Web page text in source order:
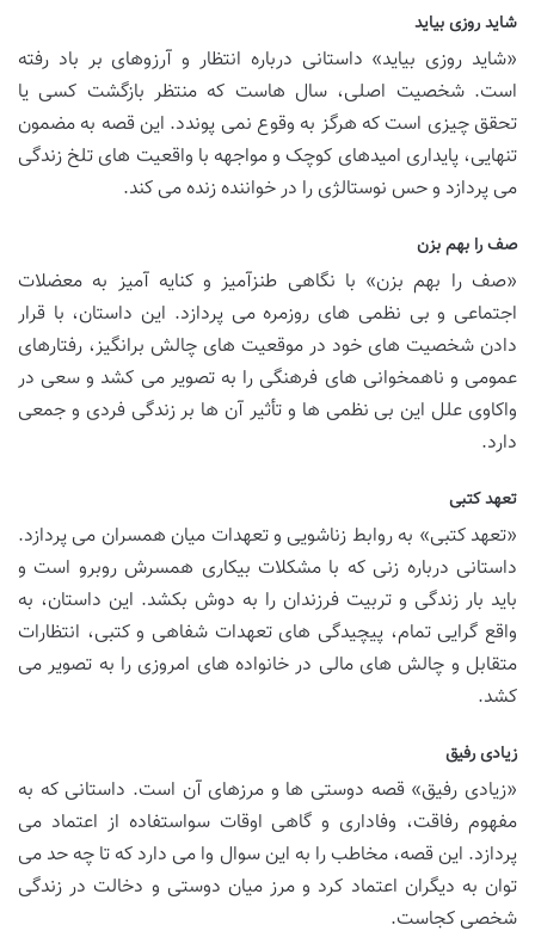
شاید روزی بیاید
«شاید روزی بیاید» داستانی درباره انتظار و آرزوهای بر باد رفته
است. شخصیت اصلی، سال هاست که منتظر بازگشت کسی یا
تحقق چیزی است که هرگز به وقوع نمی پوندد. این قصه به مضمون
تنهایی، پایداری امیدهای کوچک و مواجهه با واقعیت های تلخ زندگی
می پردازد و حس نوستالژی را در خواننده زنده می کند.
صف را بهم بزن
«صف را بهم بزن» با نگاهی طنزآمیز و کنایه آمیز به معضلات
اجتماعی و بی نظمی های روزمره می پردازد. این داستان، با قرار
دادن شخصیت های خود در موقعیت های چالش برانگیز، رفتارهای
عمومی و ناهمخوانی های فرهنگی را به تصویر می کشد و سعی در
واکاوی علل این بی نظمی ها و تأثیر آن ها بر زندگی فردی و جمعی
دارد.
تعهد کتبی
«تعهد کتبی» به روابط زناشویی و تعهدات میان همسران می پردازد.
داستانی درباره زنی که با مشکلات بیکاری همسرش روبرو است و
باید بار زندگی و تربیت فرزندان را به دوش بکشد. این داستان، به
واقع گرایی تمام، پیچیدگی های تعهدات شفاهی و کتبی، انتظارات
متقابل و چالش های مالی در خانواده های امروزی را به تصویر می
کشد.
زیادی رفیق
«زیادی رفیق» قصه دوستی ها و مرزهای آن است. داستانی که به
مفهوم رفاقت، وفاداری و گاهی اوقات سواستفاده از اعتماد می
پردازد. این قصه، مخاطب را به این سوال وا می دارد که تا چه حد می
توان به دیگران اعتماد کرد و مرز میان دوستی و دخالت در زندگی
شخصی کجاست.